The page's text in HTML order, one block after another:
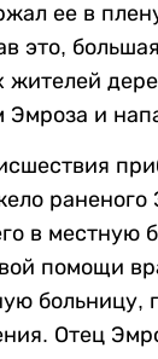
ее в
это,
жителей
и
раненого
в местную
помощи
больницу,
Отец